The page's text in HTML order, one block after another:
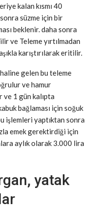
kalan kısmı 40
sonra süzme için bir
beklenir. daha sonra
ve Teleme yırtılmadan
karıştırılarak eritilir.
gelen bu teleme
ve hamur
ve 1 gün kalıpta
bağlaması için soğuk
işlemleri yaptıktan sonra
emek gerektirdiği için
aylık olarak 3.000 lira
yatak